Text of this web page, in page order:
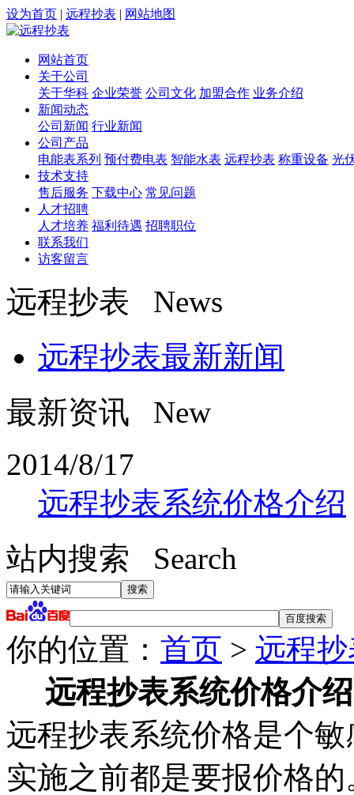
设为首页 | 远程抄表 | 网站地图
网站首页
关于公司
关于华科 企业荣誉 公司文化 加盟合作 业务介绍
新闻动态
公司新闻 行业新闻
公司产品
电能表系列 预付费电表 智能水表 远程抄表 称重设备 光
技术支持
售后服务 下载中心 常见问题
人才招聘
人才培养 福利待遇 招聘职位
联系我们
访客留言
远程抄表 News
远程抄表最新新闻
最新资讯 New
2014/8/17
远程抄表系统价格介绍
站内搜索 Search
你的位置： 首页 > 远程
远程抄表系统价格介绍
远程抄表系统价格是个
实施之前都是要报价格